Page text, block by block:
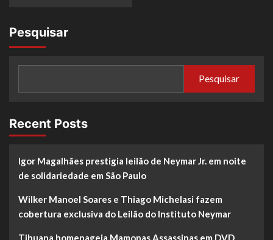
Pesquisar
Pesquisar
Recent Posts
Igor Magalhães prestigia leilão de Neymar Jr. em noite
de solidariedade em São Paulo
Wilker Manoel Soares e Thiago Michelasi fazem
cobertura exclusiva do Leilão do Instituto Neymar
Tihuana homenageia Mamonas Assassinas em DVD